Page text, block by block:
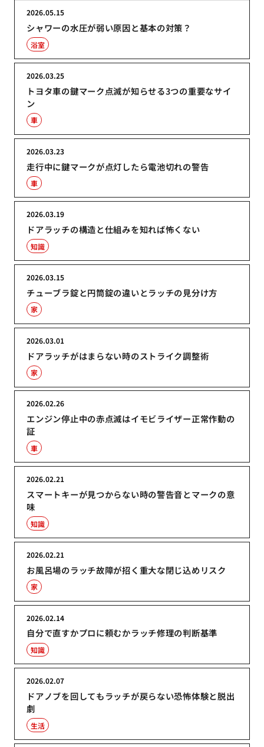
シャワーの水圧が弱い原因と基本の対策？
2026.05.15
浴室
トヨタ車の鍵マーク点滅が知らせる3つの重要なサイ
ン
2026.03.25
車
走行中に鍵マークが点灯したら電池切れの警告
2026.03.23
車
ドアラッチの構造と仕組みを知れば怖くない
2026.03.19
知識
チューブラ錠と円筒錠の違いとラッチの見分け方
2026.03.15
家
ドアラッチがはまらない時のストライク調整術
2026.03.01
家
エンジン停止中の赤点滅はイモビライザー正常作動の
証
2026.02.26
車
スマートキーが見つからない時の警告音とマークの意
味
2026.02.21
知識
お風呂場のラッチ故障が招く重大な閉じ込めリスク
2026.02.21
家
自分で直すかプロに頼むかラッチ修理の判断基準
2026.02.14
知識
ドアノブを回してもラッチが戻らない恐怖体験と脱出
劇
2026.02.07
生活